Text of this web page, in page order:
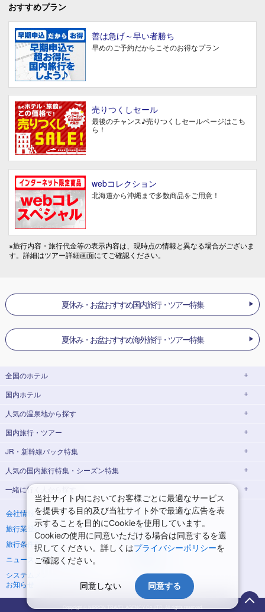
おすすめプラン
善は急げ～早い者勝ち
早めのご予約だからこそのお得なプラン
売りつくしセール
最後のチャンス♪売りつくしセールページはこち
ら！
webコレクション
北海道から沖縄まで多数商品をご用意！
※旅行内容・旅行代金等の表示内容は、現時点の情報と異なる場合がございま
す。詳細はツアー詳細画面にてご確認ください。
夏休み・お盆おすすめ国内旅行・ツアー特集
夏休み・お盆おすすめ海外旅行・ツアー特集
全国のホテル
北海道
東北
青森県
宮城県
山形県
関東
茨城県 栃木県
群馬県 埼玉県
千葉県 東京都
北陸
石川県
国内ホテル
北海道ホテル・旅館
青森県ホテル・旅館
宮城県ホテル・旅館 秋田県ホテル・旅館
山形県ホテル・旅館 福島県ホテル・旅館
東京都ホテル・旅館 神奈川県ホテル・旅館
茨城県ホテル・旅館 栃木県ホテル・旅館
群馬県ホテル・旅館
人気の温泉地から探す
北海道
湯の川温泉(北海道)
十勝川温泉(北海道)
洞爺湖温泉(北海道)
層雲峡温泉(北海道) 知床温泉(北海道)
東北
花巻温泉(岩手) 蔵王温泉(山形)
秋保温泉(宮城) 飯坂温泉(福島)
国内旅行・ツアー
北海道旅行・ツアー
東北旅行・ツアー
青森旅行・ツアー
宮城旅行・ツアー 秋田旅行・ツアー
山形旅行・ツアー 福島旅行・ツアー
関東旅行・ツアー
埼玉旅行・ツアー 千葉旅行・ツアー
茨城旅行・ツアー 栃木旅行・ツアー
JR・新幹線パック特集
JR・新幹線＋ホテルパック
出張パック
(EXダイナミックパック)
東京⇔大阪(新大阪) 新幹線パック 東京⇔名古屋 新幹線パック
大阪(新大阪)⇔東京 新幹線パック
人気の国内旅行特集・シーズン特集
東京ディズニーリゾート®への旅
ユニバーサル・スタジオ・ジャパン(USJ)
への旅
ハウステンボスへの旅 温泉旅行
温泉ランキング 日帰り旅行
飛行機+ホテルパック
ゴールデンウィーク(GW)の旅行 夏休み・お盆休み旅行
シルバーウィーク旅行 冬休み旅行
一緒に行く人
一人旅 国内版 家族・子連れ旅行 国内版
カップル・夫婦旅行 国内版 女子旅 国内版
卒業旅行・学生旅行 国内版
会社情報
プライバシーポリシー
旅行業登録票・約款
規約集
旅行条件書
商標について
ニュースリリース
システムメンテナンスの
お知らせ
サイトマップ
当社サイト内においてお客様ごとに最適なサービス
を提供する目的及び当社サイト外で最適な広告を表
示することを目的にCookieを使用しています。
Cookieの使用に同意いただける場合は同意するを選
択してください。詳しくはプライバシーポリシーを
ご確認ください。
同意しない 同意する